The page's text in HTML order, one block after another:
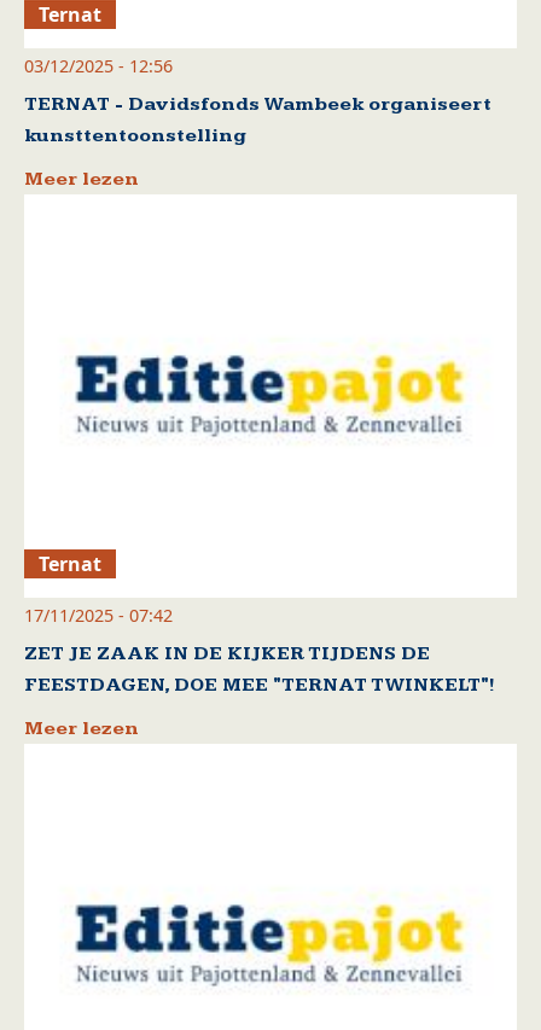
Ternat
03/12/2025 - 12:56
TERNAT - Davidsfonds Wambeek organiseert
kunsttentoonstelling
Meer lezen
Ternat
17/11/2025 - 07:42
ZET JE ZAAK IN DE KIJKER TIJDENS DE
FEESTDAGEN, DOE MEE "TERNAT TWINKELT"!
Meer lezen